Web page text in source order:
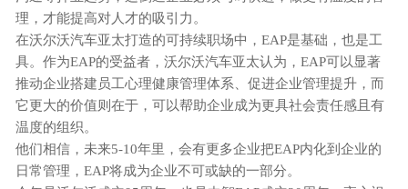
理，才能提高对人才的吸引力。
在沃尔沃汽车亚太打造的可持续职场中， EAP是基础，也是工
具。作为EAP的受益者，沃尔沃汽车亚太认为，EAP可以显著
推动企业搭建员工心理健康管理体系、促进企业管理提升，而
它更大的价值则在于，可以帮助企业成为更具社会责任感且有
温度的组织。
他们相信，未来5-10年里，会有更多企业把EAP内化到企业的
日常管理，EAP将成为企业不可或缺的一部分。